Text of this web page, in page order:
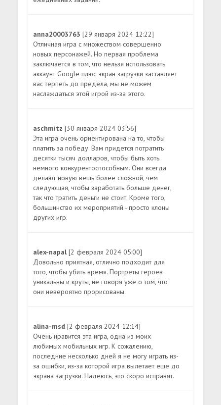
anna20003763[29 января 2024 12:22]
Отличная игра с множеством совершенно
новых персонажей. Но первая проблема
заключается в том, что нельзя использовать
аккаунт Google плюс экран загрузки заставляет
вас терпеть до предела, мы не можем
наслаждаться этой игрой из-за этого.
aschmitz[30 января 2024 03:56]
Эта игра очень ориентирована на то, чтобы
платить за победу. Вам придется потратить
десятки тысяч долларов, чтобы быть хоть
немного конкурентоспособным. Они всегда
делают новую вещь более сложной, чем
следующая, чтобы заработать больше денег,
так что тратить деньги не стоит. Кроме того,
большинство их мероприятий - просто клоны
других игр.
alex-napal[2 февраля 2024 05:00]
Довольно приятная, отлично подходит для
того, чтобы убить время. Портреты героев
уникальны и круты, не говоря уже о том, что
они невероятно прорисованы.
alina-msd[2 февраля 2024 12:14]
Очень нравится эта игра, одна из моих
любимых мобильных игр. К сожалению,
последние несколько дней я не могу играть из-
за ошибки, из-за которой игра вылетает еще до
экрана загрузки. Надеюсь, это скоро исправят.